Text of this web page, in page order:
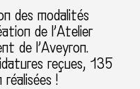
des modalités
de l’Atelier
de l’Aveyron.
reçues, 135
!